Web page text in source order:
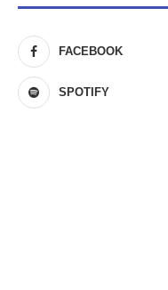
FACEBOOK
SPOTIFY